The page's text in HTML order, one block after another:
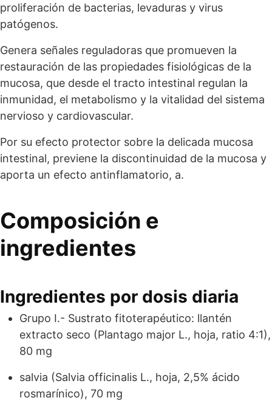
proliferación de bacterias, levaduras y virus
patógenos.
Genera señales reguladoras que promueven la
restauración de las propiedades fisiológicas de la
mucosa, que desde el tracto intestinal regulan la
inmunidad, el metabolismo y la vitalidad del sistema
nervioso y cardiovascular.
Por su efecto protector sobre la delicada mucosa
intestinal, previene la discontinuidad de la mucosa y
aporta un efecto antinflamatorio, a.
Composición e
ingredientes
Ingredientes por dosis diaria
Grupo I.- Sustrato fitoterapéutico: llantén
extracto seco (Plantago major L., hoja, ratio 4:1),
80 mg
salvia (Salvia officinalis L., hoja, 2,5% ácido
rosmarínico), 70 mg